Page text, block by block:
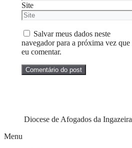
Site
Salvar meus dados neste
navegador para a próxima vez que
eu comentar.
Diocese de Afogados da Ingazeira
Menu